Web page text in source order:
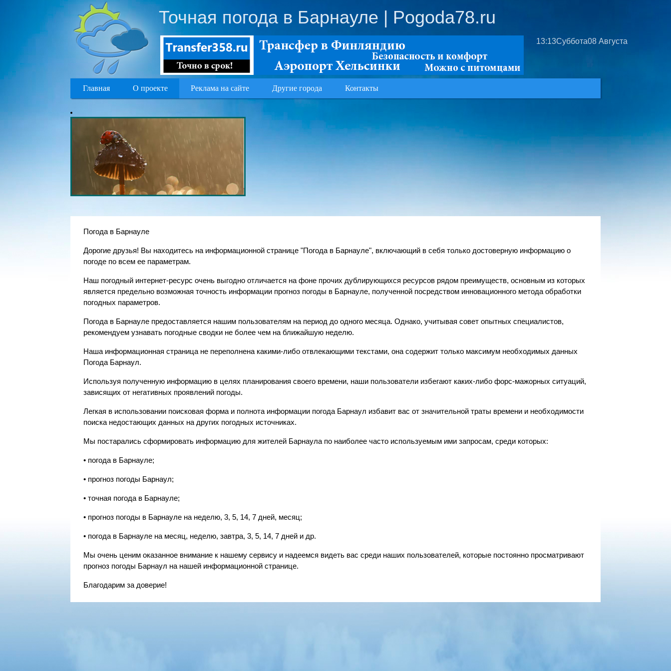
Точная погода в Барнауле | Pogoda78.ru
13:13Суббота08 Августа
Главная О проекте Реклама на сайте Другие города Контакты
Погода в Барнауле
Дорогие друзья! Вы находитесь на информационной странице "Погода в Барнауле", включающий в себя только достоверную информацию о
погоде по всем ее параметрам.
Наш погодный интернет-ресурс очень выгодно отличается на фоне прочих дублирующихся ресурсов рядом преимуществ, основным из которых
является предельно возможная точность информации прогноз погоды в Барнауле, полученной посредством инновационного метода обработки
погодных параметров.
Погода в Барнауле предоставляется нашим пользователям на период до одного месяца. Однако, учитывая совет опытных специалистов,
рекомендуем узнавать погодные сводки не более чем на ближайшую неделю.
Наша информационная страница не переполнена какими-либо отвлекающими текстами, она содержит только максимум необходимых данных
Погода Барнаул.
Используя полученную информацию в целях планирования своего времени, наши пользователи избегают каких-либо форс-мажорных ситуаций,
зависящих от негативных проявлений погоды.
Легкая в использовании поисковая форма и полнота информации погода Барнаул избавит вас от значительной траты времени и необходимости
поиска недостающих данных на других погодных источниках.
Мы постарались сформировать информацию для жителей Барнаула по наиболее часто используемым ими запросам, среди которых:
• погода в Барнауле;
• прогноз погоды Барнаул;
• точная погода в Барнауле;
• прогноз погоды в Барнауле на неделю, 3, 5, 14, 7 дней, месяц;
• погода в Барнауле на месяц, неделю, завтра, 3, 5, 14, 7 дней и др.
Мы очень ценим оказанное внимание к нашему сервису и надеемся видеть вас среди наших пользователей, которые постоянно просматривают
прогноз погоды Барнаул на нашей информационной странице.
Благодарим за доверие!